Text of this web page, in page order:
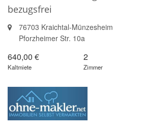
bezugsfrei
76703 Kraichtal-Münzesheim
Pforzheimer Str. 10a
640,00 €
Kaltmiete
2
Zimmer